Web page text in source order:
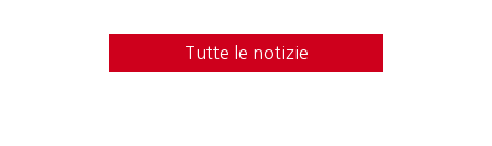
Tutte le notizie